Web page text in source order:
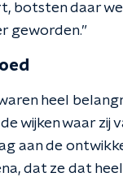
botsten daar
geworden.”
heel
wijken waar zij
aan de
dat ze dat